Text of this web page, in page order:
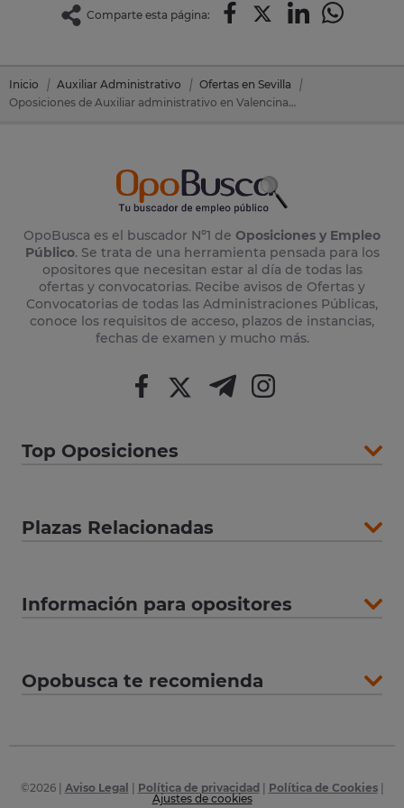
Comparte esta página:
Inicio Auxiliar Administrativo
Ofertas en Sevilla
Oposiciones de Auxiliar administrativo en Valencina De La Concepcion (Sevilla)
OpoBusca es el buscador Nº1 de Oposiciones y Empleo
Público. Se trata de una herramienta pensada para los
opositores que necesitan estar al día de todas las
ofertas y convocatorias. Recibe avisos de Ofertas y
Convocatorias de todas las Administraciones Públicas,
conoce los requisitos de acceso, plazos de instancias,
fechas de examen y mucho más.
Top Oposiciones
Plazas Relacionadas
Información para opositores
Opobusca te recomienda
©2026| Aviso Legal Política de privacidad Política de Cookies|
Ajustes de cookies